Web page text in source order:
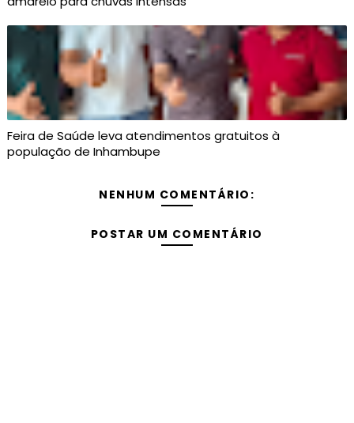
Feira de Saúde leva atendimentos gratuitos à
população de Inhambupe
NENHUM COMENTÁRIO:
POSTAR UM COMENTÁRIO